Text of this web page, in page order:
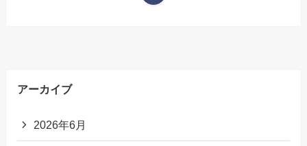
アーカイブ
2026年6月